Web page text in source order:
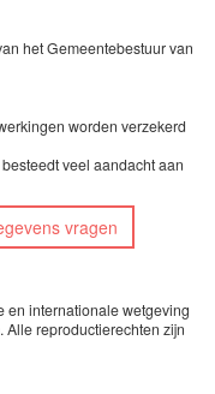
het Gemeentebestuur van
worden verzekerd
veel aandacht aan
vragen
en internationale wetgeving
reproductierechten zijn